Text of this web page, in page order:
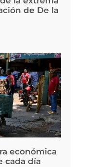
de De la
económica
cada día